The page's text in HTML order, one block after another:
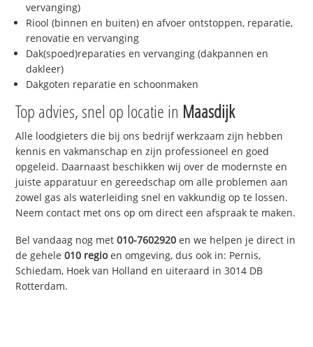
vervanging)
Riool (binnen en buiten) en afvoer ontstoppen, reparatie,
renovatie en vervanging
Dak(spoed)reparaties en vervanging (dakpannen en
dakleer)
Dakgoten reparatie en schoonmaken
Top advies, snel op locatie in Maasdijk
Alle loodgieters die bij ons bedrijf werkzaam zijn hebben
kennis en vakmanschap en zijn professioneel en goed
opgeleid. Daarnaast beschikken wij over de modernste en
juiste apparatuur en gereedschap om alle problemen aan
zowel gas als waterleiding snel en vakkundig op te lossen.
Neem contact met ons op om direct een afspraak te maken.
Bel vandaag nog met010-7602920 en we helpen je direct in
de gehele010 regioen omgeving, dus ook in: Pernis,
Schiedam, Hoek van Holland en uiteraard in 3014 DB
Rotterdam.